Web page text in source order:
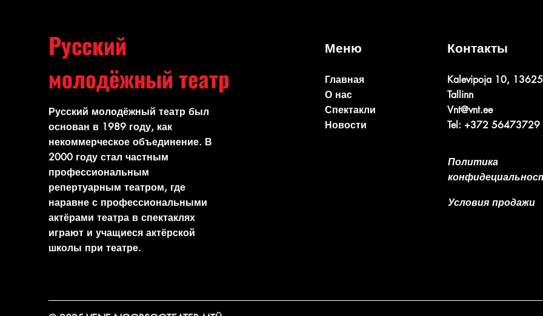
Русский
молодёжный театр
Русский молодёжный театр был
основан в 1989 году, как
некоммерческое объединение. В
2000 году стал частным
профессиональным
репертуарным театром, где
наравне с профессиональными
актёрами театра в спектаклях
играют и учащиеся актёрской
школы при театре.
Меню
Главная
О нас
Спектакли
Новости
Контакты
Kalevipoja 10, 13625
Tallinn
Vnt@vnt.ee
Tel: +372 56473729
Политика
Условия продажи